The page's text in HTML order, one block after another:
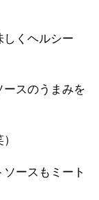
しくヘルシー
スのうまみを
ースもミート